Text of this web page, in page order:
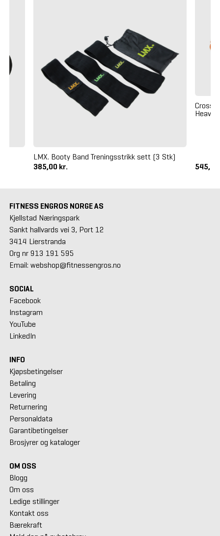
LMX. Booty Band Treningsstrikk sett (3 Stk)
385,00 kr.
Heavy
FITNESS ENGROS NORGE AS
Kjellstad Næringspark
Sankt hallvards vei 3, Port 12
3414 Lierstranda
Org nr 913 191 595
Email: webshop@fitnessengros.no
SOCIAL
Facebook
Instagram
YouTube
LinkedIn
INFO
Kjøpsbetingelser
Betaling
Levering
Returnering
Personaldata
Garantibetingelser
Brosjyrer og kataloger
OM OSS
Blogg
Om oss
Ledige stillinger
Kontakt oss
Bærekraft